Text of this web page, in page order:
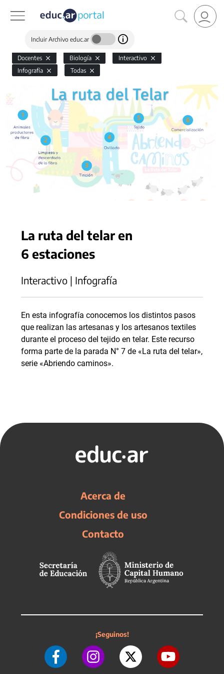
Incluir Archivo educ.ar
Docentes Biología
Interactivo
Infografía
Todas
La ruta del telar en
6 estaciones
Interactivo | Infografía
En esta infografía conocemos los distintos pasos
que realizan las artesanas y los artesanos textiles
durante el proceso del tejido en telar. Este recurso
forma parte de la parada N° 7 de «La ruta del telar»,
serie «Abriendo caminos».
Acerca de
Condiciones de uso
Contacto
¡Seguinos!